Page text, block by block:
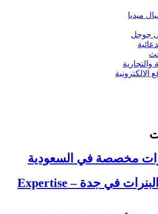
ميديا
جوجل
والتجارية
الالكترونية
مخصصة في السعودية
أفضل مطابع البنرات في جدة – Expertise